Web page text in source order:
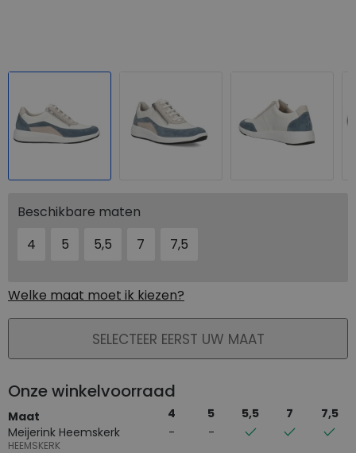
Beschikbare maten
4
5 5,5 7 7,5
Welke maat moet ik kiezen?
PLAATS IN WINKELMAND
SELECTEER EERST UW MAAT
Onze winkelvoorraad
Maat 4 5 5,5 7
7,5
Meijerink Heemskerk
HEEMSKERK